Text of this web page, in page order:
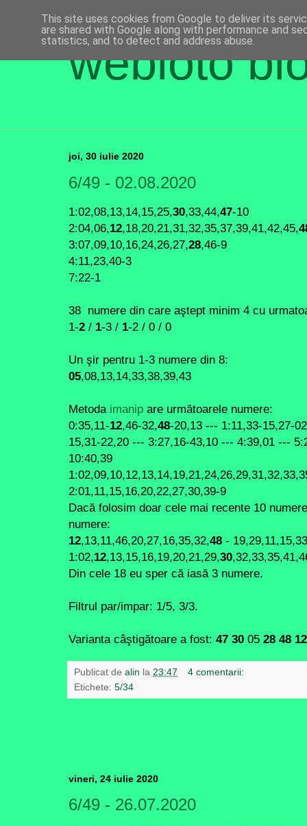
webloto
joi, 30 iulie 2020
6/49 - 02.08.2020
1:02,08,13,14,15,25,30,33,44,47-10
2:04,06,12,18,20,21,31,32,35,37,39,41,42,45,
3:07,09,10,16,24,26,27,28,46-9
4:11,23,40-3
7:22-1
38 numere din care aştept minim 4 cu
1-2 / 1-3 / 1-2 / 0 / 0
Un şir pentru 1-3 numere din 8:
05,08,13,14,33,38,39,43
Metoda imanip are următoarele numere:
0:35,11-12,46-32,48-20,13 --- 1:11,33-15,27-
15,31-22,20 --- 3:27,16-43,10 --- 4:39,01 ---
10:40,39
2:01,11,15,16,20,22,27,30,39-9
Dacă folosim doar cele mai recente 10
numere:
12,13,11,46,20,27,16,35,32,48 -
1:02,12,13,15,16,19,20,21,29,30
Din cele 18 eu sper că iasă 3 numere.
Filtrul par/impar: 1/5, 3/3.
Varianta câştigătoare a fost: 47 30 05 28 48 12
Publicat de alin la 23:47
4 comentarii:
Etichete: 5/34
vineri, 24 iulie 2020
6/49 - 26.07.2020
This site uses cookies from Google to deliver its
are shared with Google along with performance and
statistics, and to detect and address abuse.